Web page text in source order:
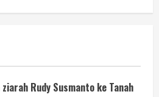
Rudy Susmanto ke Tanah